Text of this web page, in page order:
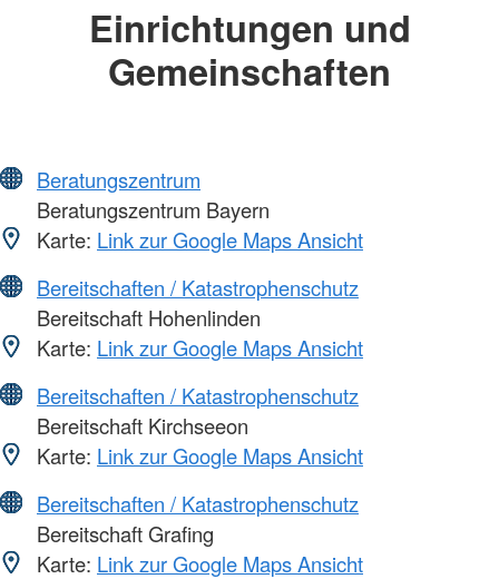
Einrichtungen und
Gemeinschaften
Beratungszentrum
Beratungszentrum Bayern
Karte: Link zur Google Maps Ansicht
Bereitschaften / Katastrophenschutz
Bereitschaft Hohenlinden
Karte: Link zur Google Maps Ansicht
Bereitschaften / Katastrophenschutz
Bereitschaft Kirchseeon
Karte: Link zur Google Maps Ansicht
Bereitschaften / Katastrophenschutz
Bereitschaft Grafing
Karte: Link zur Google Maps Ansicht